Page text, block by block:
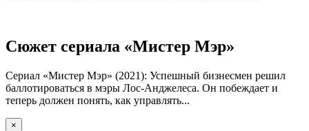
Сюжет сериала «Мистер Мэр»
Сериал «Мистер Мэр» (2021): Успешный бизнесмен решил
баллотироваться в мэры Лос-Анджелеса. Он побеждает и
теперь должен понять, как управлять...
×